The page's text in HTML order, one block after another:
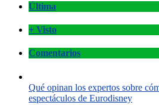
Última
+ Visto
Comentarios
Qué opinan los expertos sobre
espectáculos de Eurodisney